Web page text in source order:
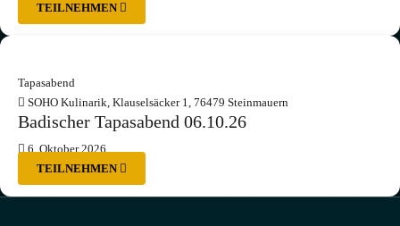
TEILNEHMEN
Tapasabend
SOHO Kulinarik, Klauselsäcker 1, 76479 Steinmauern
Badischer Tapasabend 06.10.26
6. Oktober 2026
TEILNEHMEN